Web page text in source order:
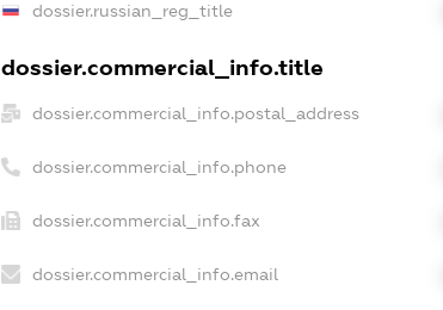
dossier.russian_reg_title
dossier.commercial_info.title
dossier.commercial_info.postal_address
dossier.commercial_info.phone
dossier.commercial_info.fax
dossier.commercial_info.email